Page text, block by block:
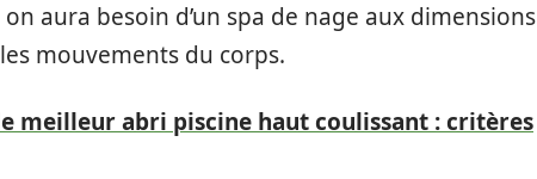
aura besoin d’un spa de nage aux dimensions
mouvements du corps.
meilleur abri piscine haut coulissant : critères